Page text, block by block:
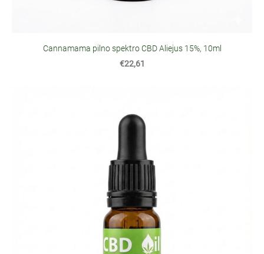
Cannamama pilno spektro CBD Aliejus 15%, 10ml
€22,61